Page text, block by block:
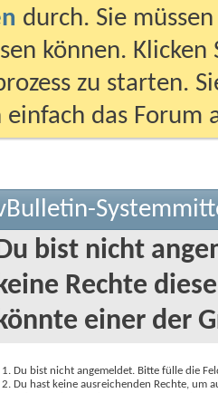
durch. Sie
können.
zu starten.
einfach das
bist nicht
Rechte
einer der
Du bist nicht angemeldet. Bitte fülle die
Du hast keine ausreichenden Rechte, um